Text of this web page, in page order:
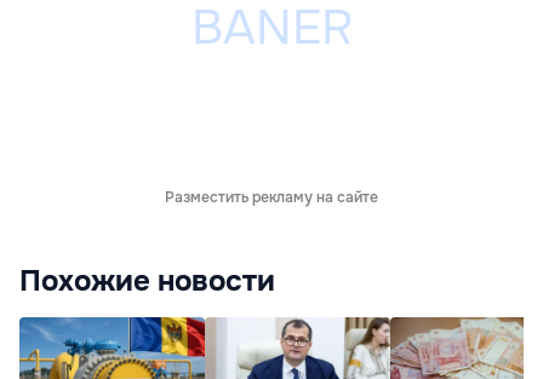
Разместить рекламу на сайте
Похожие новости